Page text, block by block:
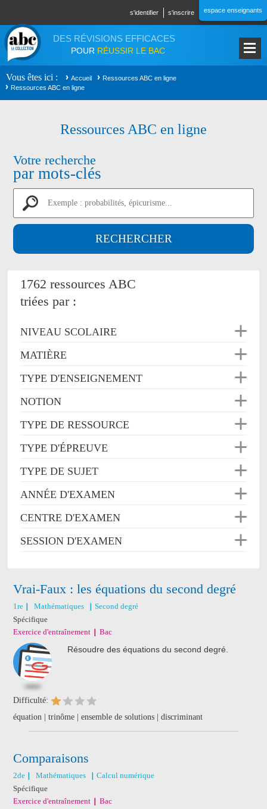
s'identifier s'inscrire espace enseignants
DES RÉVISIONS EFFICACES
POUR RÉUSSIR LE BAC
Vous êtes ici Accueil
Ressources ABC en ligne
Ressources ABC en ligne
Ressources ABC en ligne
Votre recherche
par mots-clés
1762 ressources ABC
triées par :
NIVEAU SCOLAIRE
MATIÈRE
TYPE D'ENSEIGNEMENT
NOTION
TYPE DE RESSOURCE
TYPE D'ÉPREUVE
TYPE DE SUJET
ANNÉE D'EXAMEN
CENTRE D'EXAMEN
SESSION D'EXAMEN
Vrai-Faux : les équations du second degré
1re Mathématiques
Second degré
Spécifique
Exercice d'entraînement
Bac
Résoudre des équations du second degré.
Difficulté:
équation | trinôme | ensemble de solutions | discriminant
Comparaisons
2de Mathématiques
Calcul numérique
Spécifique
Exercice d'entraînement
Bac